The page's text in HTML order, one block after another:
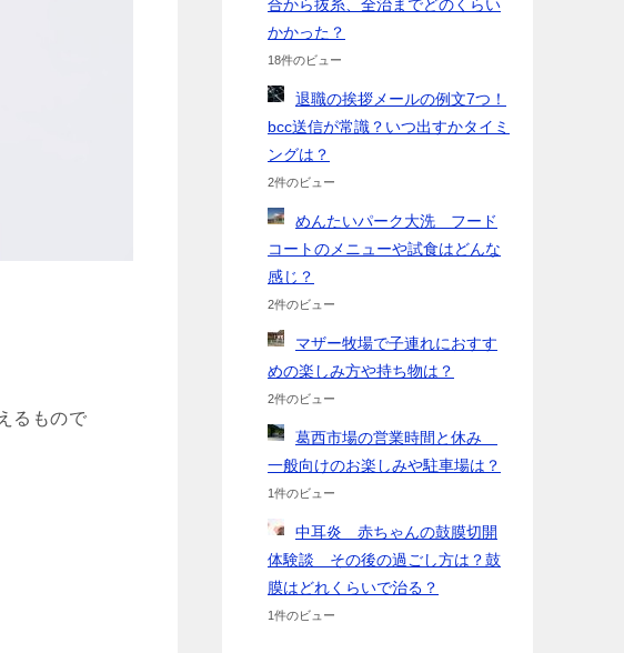
るもので
合から抜糸、全治までどのくらい
かかった？
18件のビュー
退職の挨拶メールの例文7つ！
bcc送信が常識？いつ出すかタイミ
ングは？
2件のビュー
めんたいパーク大洗 フード
コートのメニューや試食はどんな
感じ？
2件のビュー
マザー牧場で子連れにおすす
めの楽しみ方や持ち物は？
2件のビュー
葛西市場の営業時間と休み
一般向けのお楽しみや駐車場は？
1件のビュー
中耳炎 赤ちゃんの鼓膜切開
体験談 その後の過ごし方は？鼓
膜はどれくらいで治る？
1件のビュー